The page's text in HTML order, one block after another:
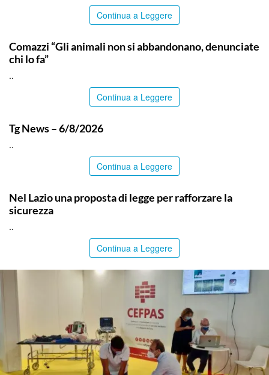
Continua a Leggere
Comazzi “Gli animali non si abbandonano, denunciate
chi lo fa”
..
Continua a Leggere
Tg News – 6/8/2026
..
Continua a Leggere
Nel Lazio una proposta di legge per rafforzare la
sicurezza
..
Continua a Leggere